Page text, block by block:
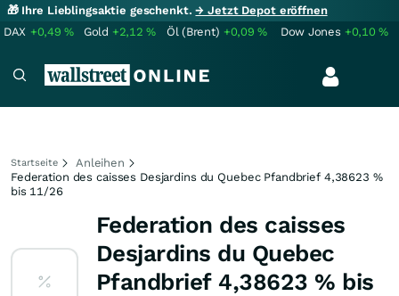
🎁 Ihre Lieblingsaktie geschenkt.→ Jetzt Depot eröffnen
DAX +0,49% Gold +2,12% Öl (Brent) +0,09% Dow Jones +0,10%
Startseite
Anleihen
Federation des caisses Desjardins du Quebec Pfandbrief 4,38623 %
bis 11/26
Federation des caisses
Desjardins du Quebec
Pfandbrief 4,38623 % bis